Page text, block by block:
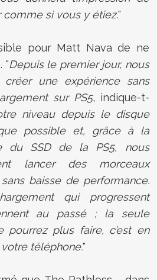
comme si vous y étiez."
pour Matt Nava de ne
"Depuis le premier jour, nous
une expérience sans
sur PS5, indique-t-
niveau depuis le disque
possible et, grâce à la
du SSD de la PS5, nous
lancer des morceaux
baisse de performance.
qui progressent
au passé ; la seule
pourrez plus faire, c’est en
téléphone."